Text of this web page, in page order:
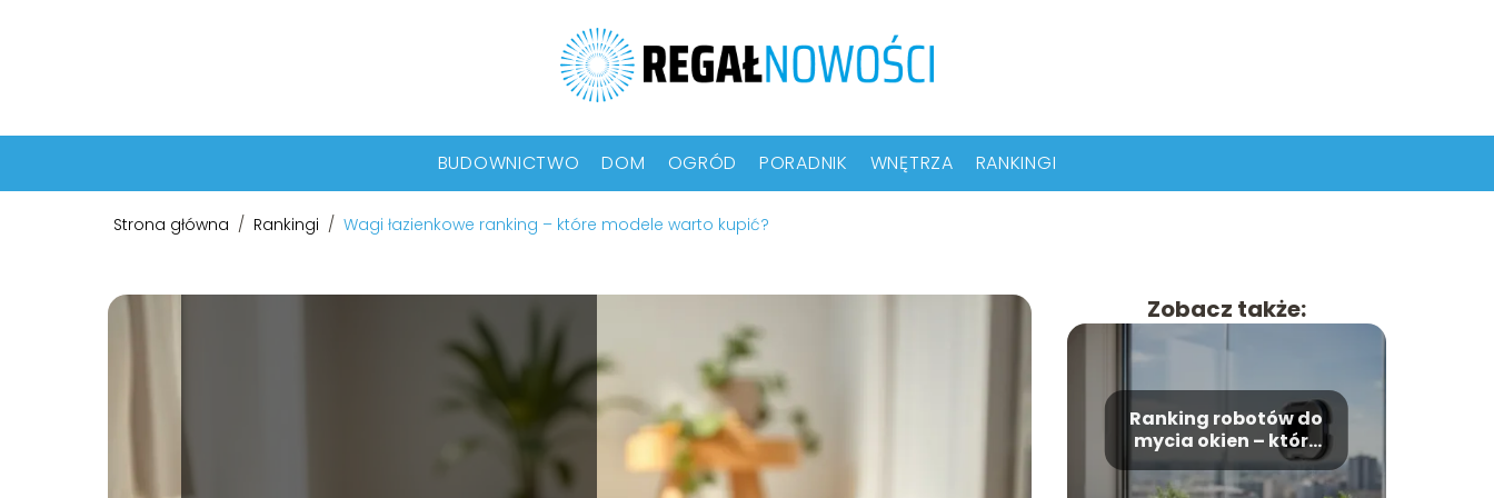
BUDOWNICTWO DOM OGRÓD PORADNIK WNĘTRZA RANKINGI
Strona główna / Rankingi / Wagi łazienkowe ranking – które modele warto kupić?
Zobacz także:
Ranking robotów do
mycia okien – które
modele wybrać?